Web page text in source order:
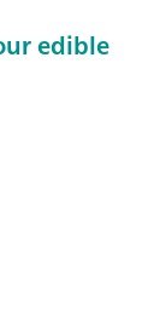
edible